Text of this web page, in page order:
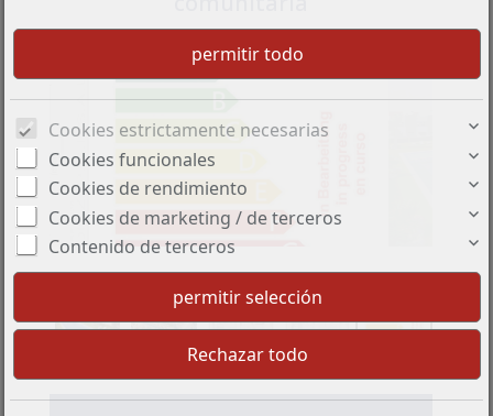
Referencia: HA-TON-190-A03
Cookies estrictamente necesarias
Cookies funcionales
Cookies de rendimiento
Cookies de marketing / de terceros
Contenido de terceros